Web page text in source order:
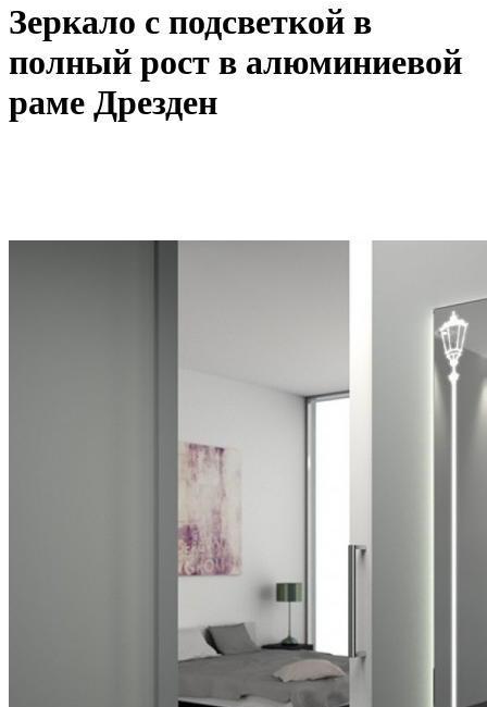
Зеркало с подсветкой в
полный рост в алюминиевой
раме Дрезден